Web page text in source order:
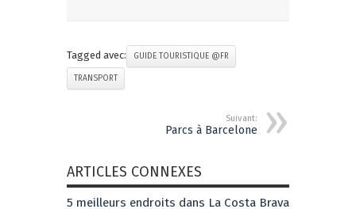
Tagged avec: GUIDE TOURISTIQUE @FR
TRANSPORT
Suivant:
Parcs à Barcelone
ARTICLES CONNEXES
5 meilleurs endroits dans La Costa Brava